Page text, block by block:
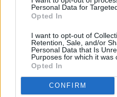
Personal Data for
Opted In
I want to opt-out of
Retention, Sale, and/or
Personal Data that Is
Purposes for which it was
Opted In
CONFIRM